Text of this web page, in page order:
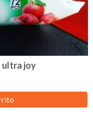
ultra joy